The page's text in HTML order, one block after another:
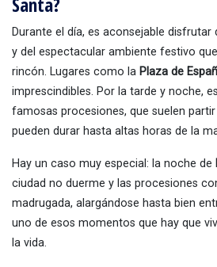
Durante el día, es aconsejable disfrutar
y del espectacular ambiente festivo
rincón. Lugares como la Plaza de
imprescindibles. Por la tarde y noche,
famosas procesiones, que suelen
pueden durar hasta altas horas de la
Hay un caso muy especial: la noche de
ciudad no duerme y las procesiones
madrugada, alargándose hasta bien
uno de esos momentos que hay que
la vida.